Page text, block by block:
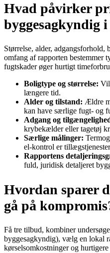
Hvad påvirker
byggesagkyndig
Størrelse, alder,
omfang af rapporten
fugtskader øger hurtigt
Boligtype og størrelse:
længere tid.
Alder og tilstand: Ældre
kan have særlige fugt- og
Adgang og
krybekælder eller tagetøj
Særlige målinger:
el‑kontrol er
Rapportens
fuld, juridisk detaljeret
Hvordan sparer
gå på
Få tre tilbud, kombiner
byggesagkyndig), vælg en lokal
kørselsomkostninger og